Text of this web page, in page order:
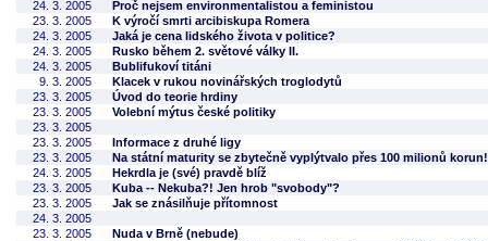
24. 3. 2005
Proč nejsem environmentalistou a feministou
23. 3. 2005
K výročí smrti arcibiskupa Romera
24. 3. 2005
Jaká je cena lidského života v politice?
24. 3. 2005
Rusko během 2. světové války II.
24. 3. 2005
Bublifukoví titáni
9. 3. 2005
Klacek v rukou novinářských troglodytů
23. 3. 2005
Úvod do teorie hrdiny
23. 3. 2005
Volební mýtus české politiky
23. 3. 2005
23. 3. 2005
Informace z druhé ligy
23. 3. 2005
Na státní maturity se zbytečně vyplýtvalo přes 100 milionů korun!
24. 3. 2005
Hekrdla je (své) pravdě blíž
23. 3. 2005
Kuba -- Nekuba?! Jen hrob "svobody"?
23. 3. 2005
Jak se znásilňuje přítomnost
24. 3. 2005
23. 3. 2005
Nuda v Brně (nebude)